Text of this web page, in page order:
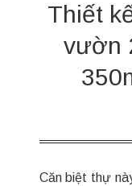
Thiết
vườn
Căn biệt thự